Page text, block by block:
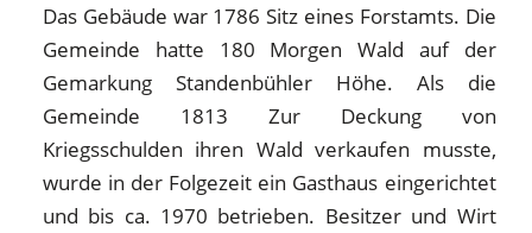
Das Gebäude war 1786 Sitz eines Forstamts. Die
Gemeinde hatte 180 Morgen Wald auf der
Gemarkung Standenbühler Höhe. Als die
Gemeinde 1813 Zur Deckung von
Kriegsschulden ihren Wald verkaufen musste,
wurde in der Folgezeit ein Gasthaus eingerichtet
und bis ca. 1970 betrieben. Besitzer und Wirt